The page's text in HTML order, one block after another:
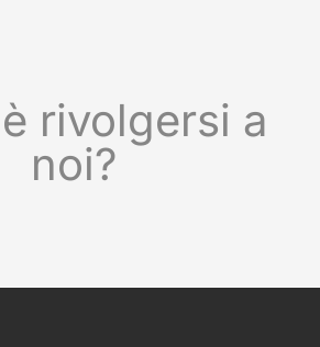
rivolgersi a
noi?